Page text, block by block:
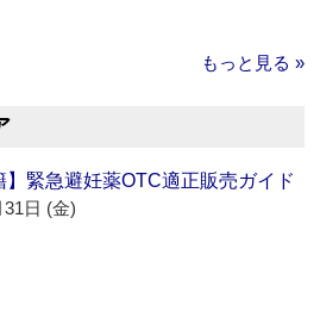
もっと見る »
】緊急避妊薬OTC適正販売ガイド
31日 (金)